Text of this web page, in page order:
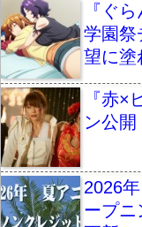
『ぐ
学園祭
望に塗
『赤×
ン公開
2026
ープニ